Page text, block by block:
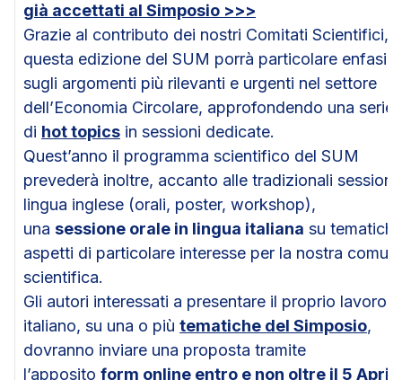
già accettati al Simposio >>>
Grazie al contributo dei nostri Comitati Scientifici,
questa edizione del SUM porrà particolare enfasi
sugli argomenti più rilevanti e urgenti nel settore
dell’Economia Circolare, approfondendo una serie
di hot topics in sessioni dedicate.
Quest’anno il programma scientifico del SUM
prevederà inoltre, accanto alle tradizionali sessioni
lingua inglese (orali, poster, workshop),
una sessione orale in lingua italiana su
aspetti di particolare interesse per la nostra
scientifica.
Gli autori interessati a presentare il proprio lavoro
italiano, su una o più tematiche del Simposio,
dovranno inviare una proposta tramite
l’apposito form online entro e non oltre il 5